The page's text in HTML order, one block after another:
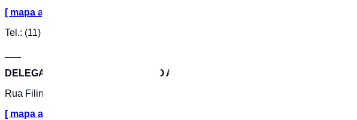
[ mapa aqui ]
Tel.: (11) 4438-4032
DELEGACIA DO IDOSO DE SANTO ANDRÉ
Rua Filinto de Almeida, 123
[ mapa aqui ]